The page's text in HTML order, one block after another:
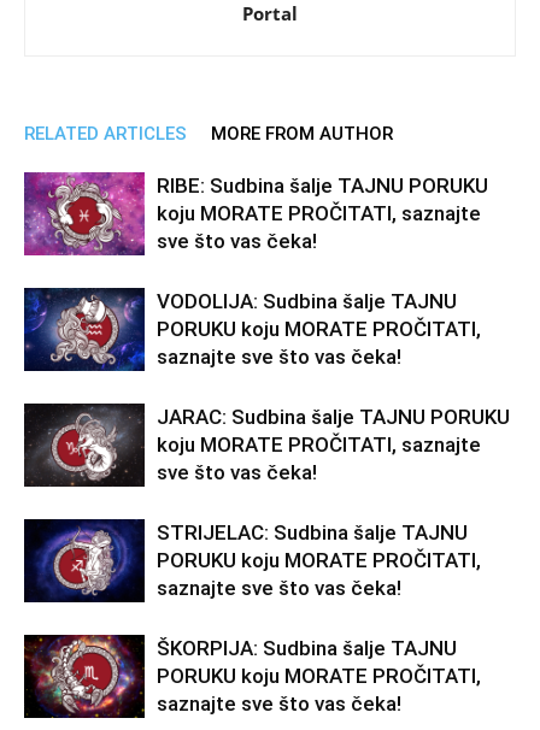
Portal
RELATED ARTICLES MORE FROM AUTHOR
RIBE: Sudbina šalje TAJNU PORUKU
koju MORATE PROČITATI, saznajte
sve što vas čeka!
VODOLIJA: Sudbina šalje TAJNU
PORUKU koju MORATE PROČITATI,
saznajte sve što vas čeka!
JARAC: Sudbina šalje TAJNU PORUKU
koju MORATE PROČITATI, saznajte
sve što vas čeka!
STRIJELAC: Sudbina šalje TAJNU
PORUKU koju MORATE PROČITATI,
saznajte sve što vas čeka!
ŠKORPIJA: Sudbina šalje TAJNU
PORUKU koju MORATE PROČITATI,
saznajte sve što vas čeka!